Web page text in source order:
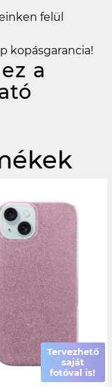
felül
kopásgarancia!
a
Tervezhető
saját
fotóval is!